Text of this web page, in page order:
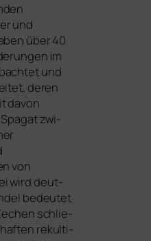
und
über 40
im
und
deren
davon
Spagat zwi­
von
wird deut­
bedeu­tet
schlie­
rekul­ti­